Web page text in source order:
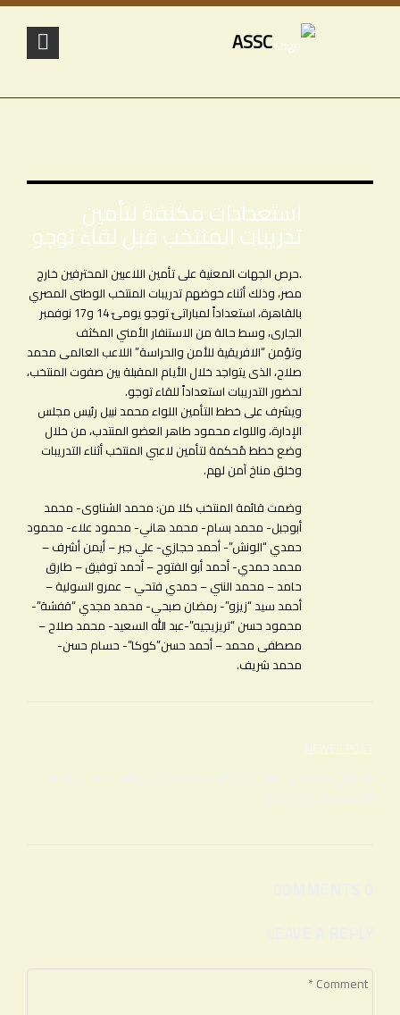
ASSC
استعدادات مكثفة لتأمين
تدريبات المنتخب قبل لقاء توجو
.حرص الجهات المعنية على تأمين اللاعبين المحترفين خارج
مصر، وذلك أثناء خوضهم تدريبات المنتخب الوطنى المصري
بالقاهرة، استعداداً لمباراتىّ توجو يومىّ 14 و17 نوفمبر
الجارى، وسط حالة من الاستنفار الأمني المكثف
وتؤمن “الافريقية للأمن والحراسة” اللاعب العالمى محمد
صلاح، الذى يتواجد خلال الأيام المقبلة بين صفوت المنتخب،
لحضور التدريبات استعداداً للقاء توجو.
ويشرف على خطط التأمين اللواء محمد نبيل رئيس مجلس
الإدارة، واللواء محمود طاهر العضو المنتدب، من خلال
وضع خطط مُحكمة لتأمين لاعبي المنتخب أثناء التدريبات
وخلق مناخ آمن لهم.
وضمت قائمة المنتخب كلا من: محمد الشناوى- محمد
أبوجبل- محمد بسام- محمد هاني- محمود علاء- محمود
حمدي “الونش”- أحمد حجازي- علي جبر – أيمن أشرف –
محمد حمدي- أحمد أبو الفتوح – أحمد توفيق – طارق
حامد – محمد النني – حمدي فتحي – عمرو السولية –
أحمد سيد “زيزو”- رمضان صبحي- محمد مجدي “قفشة”-
محمود حسن “تريزيجيه”-عبد الله السعيد- محمد صلاح –
مصطفى محمد – أحمد حسن”كوكا”- حسام حسن-
محمد شريف.
تصفّح
NEWER POST